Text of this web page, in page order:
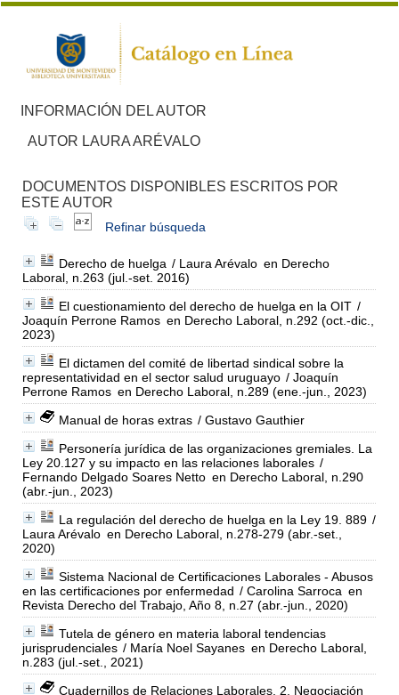
INFORMACIÓN DEL AUTOR
AUTOR LAURA ARÉVALO
DOCUMENTOS DISPONIBLES ESCRITOS POR
ESTE AUTOR
Refinar búsqueda
Derecho de huelga / Laura Arévalo en Derecho
Laboral, n.263 (jul.-set. 2016)
El cuestionamiento del derecho de huelga en la OIT /
Joaquín Perrone Ramos en Derecho Laboral, n.292 (oct.-dic.,
2023)
El dictamen del comité de libertad sindical sobre la
representatividad en el sector salud uruguayo / Joaquín
Perrone Ramos en Derecho Laboral, n.289 (ene.-jun., 2023)
Manual de horas extras / Gustavo Gauthier
Personería jurídica de las organizaciones gremiales. La
Ley 20.127 y su impacto en las relaciones laborales /
Fernando Delgado Soares Netto en Derecho Laboral, n.290
(abr.-jun., 2023)
La regulación del derecho de huelga en la Ley 19. 889 /
Laura Arévalo en Derecho Laboral, n.278-279 (abr.-set.,
2020)
Sistema Nacional de Certificaciones Laborales - Abusos
en las certificaciones por enfermedad / Carolina Sarroca en
Revista Derecho del Trabajo, Año 8, n.27 (abr.-jun., 2020)
Tutela de género en materia laboral tendencias
jurisprudenciales / María Noel Sayanes en Derecho Laboral,
n.283 (jul.-set., 2021)
Cuadernillos de Relaciones Laborales, 2. Negociación